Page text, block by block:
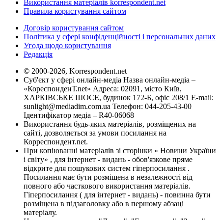
Використання матеріалів korrespondent.net
Правила користування сайтом
Договір користування сайтом
Політика у сфері конфіденційності і персональних даних
Угода щодо користування
Редакція
© 2000-2026, Korrespondent.net
Суб'єкт у сфері онлайн-медіа Назва онлайн-медіа –
«КореспонденТ.net» Адреса: 02091, місто Київ,
ХАРКІВСЬКЕ ШОСЕ, будинок 172-Б, офіс 208/1 E-mail:
sunlight@mediadim.com.ua Телефон: 044-205-43-00
Ідентифікатор медіа – R40-06068
Використання будь-яких матеріалів, розміщених на
сайті, дозволяється за умови посилання на
Корреспондент.net.
При копіюванні матеріалів зі сторінки « Новини України
і світу» , для інтернет - видань - обов'язкове пряме
відкрите для пошукових систем гіперпосилання .
Посилання має бути розміщена в незалежності від
повного або часткового використання матеріалів.
Гіперпосилання ( для інтернет - видань) - повинна бути
розміщена в підзаголовку або в першому абзаці
матеріалу.